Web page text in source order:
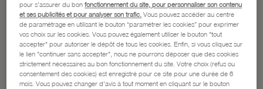
pour s'assurer du bonfonctionnement du site, pour personnaliser son contenu
et ses publicités et pour analyser son trafic. Vous pouvez accéder au centre
de paramétrage en utilisant le bouton “paramétrer les cookies” pour exprimer
vos choix sur les cookies. Vous pouvez également utiliser le bouton "tout
accepter" pour autoriser le dépôt de tous les cookies. Enfin, si vous cliquez sur
le lien "continuer sans accepter", nous ne pourrons déposer que des cookies
strictement nécessaires au bon fonctionnement du site. Votre choix (refus ou
consentement des cookies) est enregistré pour ce site pour une durée de 6
mois. Vous pouvez changer d'avis à tout moment en cliquant sur le bouton